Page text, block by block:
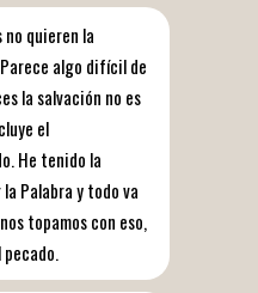
quieren la
algo difícil de
la salvación no es
el
He tenido la
Palabra y todo va
topamos con eso,